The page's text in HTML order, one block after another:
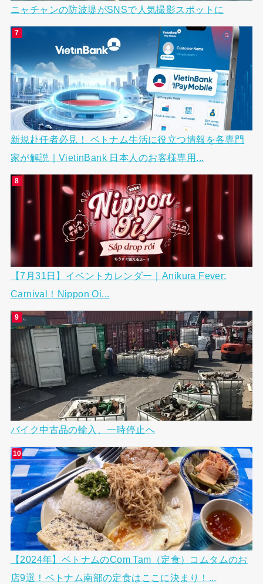
ニャチャンの防波堤がSNSで人気撮影スポットに
新規赴任者必見！ ベトナム生活に役立つ情報を各専門
家が解説｜VietinBank 日本人のお客様専用...
【7月31日】イベントカレンダー｜Anikura Fever:
Carnival！Nippon Oi...
バイク中古品の輸入、一時停止へ
【2024年】ベトナムのCom Tam（定食）コムタムのお
店9選！ベトナム南部の定食はここに決まり！...